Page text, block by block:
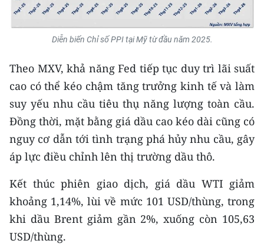
Diễn biến Chỉ số PPI tại Mỹ từ đầu năm 2025.
Theo MXV, khả năng Fed tiếp tục duy trì lãi suất
cao có thể kéo chậm tăng trưởng kinh tế và làm
suy yếu nhu cầu tiêu thụ năng lượng toàn cầu.
Đồng thời, mặt bằng giá dầu cao kéo dài cũng có
nguy cơ dẫn tới tình trạng phá hủy nhu cầu, gây
áp lực điều chỉnh lên thị trường dầu thô.
Kết thúc phiên giao dịch, giá dầu WTI giảm
khoảng 1,14%, lùi về mức 101 USD/thùng, trong
khi dầu Brent giảm gần 2%, xuống còn 105,63
USD/thùng.